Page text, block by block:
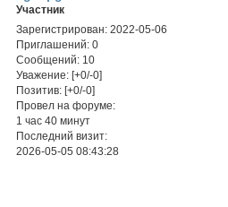
Участник
Зарегистрирован: 2022-05-06
Приглашений: 0
Сообщений: 10
Уважение: [+0/-0]
Позитив: [+0/-0]
Провел на форуме:
1 час 40 минут
Последний визит:
2026-05-05 08:43:28